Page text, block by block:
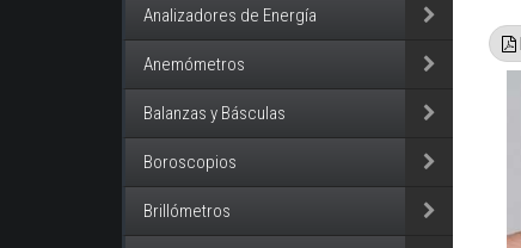
Analizadores de Energía
Anemómetros
Balanzas y Básculas
Boroscopios
Brillómetros